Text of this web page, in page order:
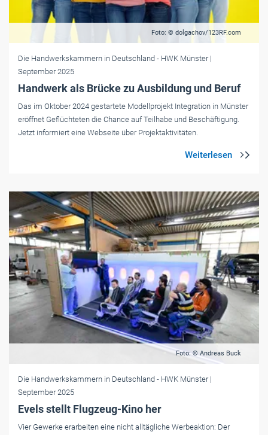
Foto: © dolgachov/123RF.com
Die Handwerkskammern in Deutschland - HWK Münster |
September 2025
Handwerk als Brücke zu Ausbildung und Beruf
Das im Oktober 2024 gestartete Modellprojekt Integration in Münster
eröffnet Geflüchteten die Chance auf Teilhabe und Beschäftigung.
Jetzt informiert eine Webseite über Projektaktivitäten.
Foto: © Andreas Buck
Die Handwerkskammern in Deutschland - HWK Münster |
September 2025
Evels stellt Flugzeug-Kino her
Vier Gewerke erarbeiten eine nicht alltägliche Werbeaktion: Der